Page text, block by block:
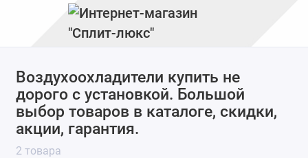
Воздухоохладители купить не
дорого с установкой. Большой
выбор товаров в каталоге, скидки,
акции, гарантия.
2 товара